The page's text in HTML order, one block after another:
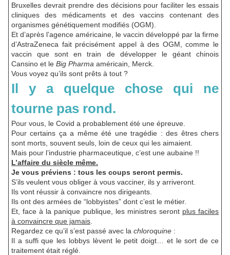
Bruxelles devrait prendre des décisions pour faciliter les essais
cliniques des médicaments et des vaccins contenant des
organismes génétiquement modifiés (OGM).
Et d’après l’agence américaine, le vaccin développé par la firme
d’AstraZeneca fait précisément appel à des OGM, comme le
vaccin que sont en train de développer le géant chinois
Cansino et le Big Pharma américain, Merck.
Vous voyez qu’ils sont prêts à tout ?
Il y a quelque chose qui ne
tourne pas rond.
Pour vous, le Covid a probablement été une épreuve.
Pour certains ça a même été une tragédie : des êtres chers
sont morts, souvent seuls, loin de ceux qui les aimaient.
Mais pour l’industrie pharmaceutique, c’est une aubaine !!
L’affaire du siècle même.
Je vous préviens : tous les coups seront permis.
S’ils veulent vous obliger à vous vacciner, ils y arriveront.
Ils vont réussir à convaincre nos dirigeants.
Ils ont des armées de “lobbyistes” dont c’est le métier.
Et, face à la panique publique, les ministres seront plus faciles
à convaincre que jamais
Regardez ce qu’il s’est passé avec la chloroquine :
Il a suffi que les lobbys lèvent le petit doigt… et le sort de ce
traitement était réglé.